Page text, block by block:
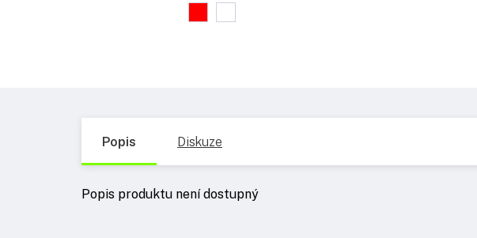
Popis Diskuze
Popis produktu není dostupný